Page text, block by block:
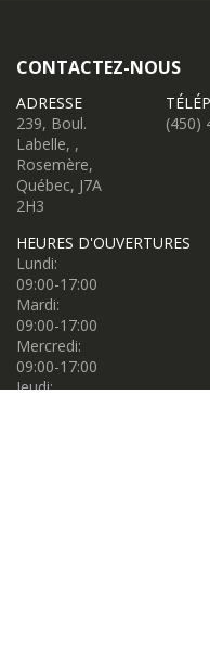
CONTACTEZ-NOUS
ADRESSE
239, Boul.
Labelle, ,
Rosemère,
Québec, J7A
2H3
(450)
HEURES D'OUVERTURES
Lundi:
09:00-17:00
Mardi:
09:00-17:00
Mercredi:
09:00-17:00
Jeudi: